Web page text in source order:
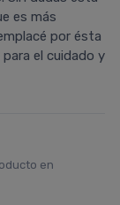
es más
por ésta
el cuidado y
en